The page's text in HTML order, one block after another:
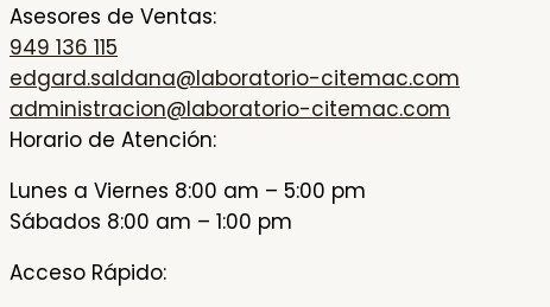
Asesores de Ventas:
949 136 115
edgard.saldana@laboratorio-citemac.com
administracion@laboratorio-citemac.com
Horario de Atención:
Lunes a Viernes 8:00 am – 5:00 pm
Sábados 8:00 am – 1:00 pm
Acceso Rápido: